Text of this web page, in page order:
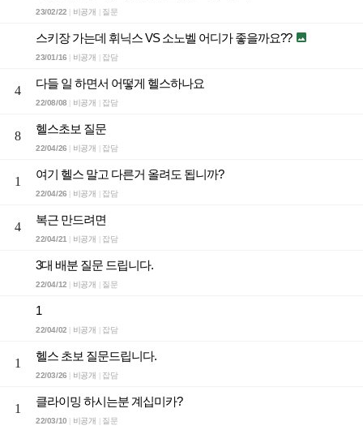
23/02/22 비공개 질문
스키장 가는데 휘닉스 VS 소노벨 어디가 좋을까요?? 
23/01/16 비공개 잡담
4
다들 일 하면서 어떻게 헬스하나요
22/08/08 비공개 잡담
8
헬스초보 질문
22/04/26 비공개 잡담
1
여기 헬스 말고 다른거 올려도 됩니까?
22/04/26 비공개 잡담
4
복근 만드려면
22/04/21| 비공개 잡담
3대 배분 질문 드립니다.
22/04/12 비공개 질문
1
22/04/02 비공개 잡담
1
헬스 초보 질문드립니다.
22/03/26 비공개 잡담
1
클라이밍 하시는분 계십미카?
22/03/10 비공개 질문